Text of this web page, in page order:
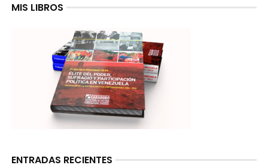
MIS LIBROS
ENTRADAS RECIENTES